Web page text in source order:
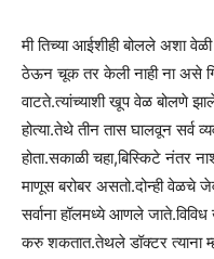
मी तिच्या आईशीही बोलले अशा
ठेऊन चूक तर केली नाही ना असे
वाटते.त्यांच्याशी खूप वेळ बोलणे
होत्या.तेथे तीन तास घालवून सर्व
होता.सकाळी चहा,बिस्किटे नंतर
माणूस बरोबर असतो.दोन्ही वेळचे
सर्वाना हॉलमध्ये आणले
करु शकतात.तेथले डॉक्टर त्याना